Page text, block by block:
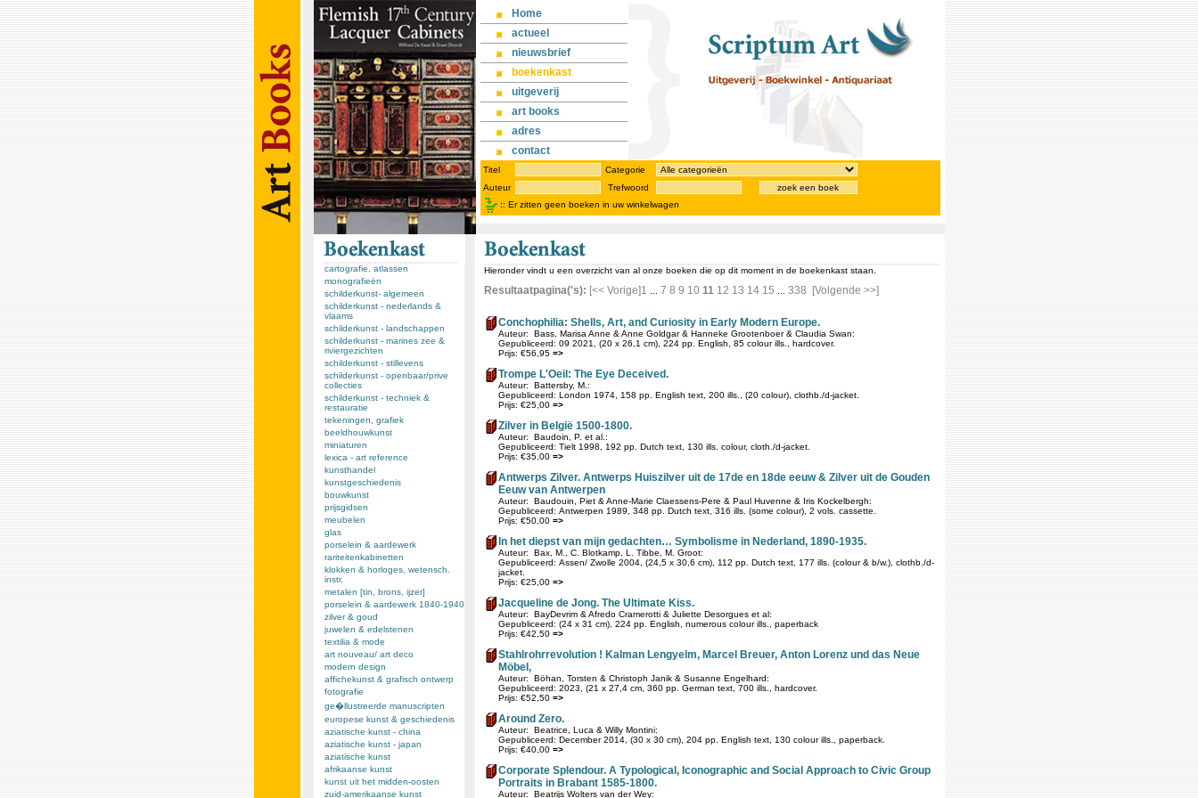
Home
actueel
nieuwsbrief
boekenkast
uitgeverij
art books
adres
contact
Titel
Categorie
Auteur
Trefwoord
zoek een boek
:: Er zitten geen boeken in uw winkelwagen
cartografie, atlassen
monografieën
schilderkunst- algemeen
schilderkunst - nederlands &
vlaams
schilderkunst - landschappen
schilderkunst - marines zee &
riviergezichten
schilderkunst - stillevens
schilderkunst - openbaar/prive
collecties
schilderkunst - techniek &
restauratie
tekeningen, grafiek
beeldhouwkunst
miniaturen
lexica - art reference
kunsthandel
kunstgeschiedenis
bouwkunst
prijsgidsen
meubelen
glas
porselein & aardewerk
rariteitenkabinetten
klokken & horloges, wetensch.
instr.
metalen [tin, brons, ijzer]
porselein & aardewerk 1840-1940
zilver & goud
juwelen & edelstenen
textilia & mode
art nouveau/ art deco
modern design
affichekunst & grafisch ontwerp
fotografie
ge�llustreerde manuscripten
europese kunst & geschiedenis
aziatische kunst - china
aziatische kunst - japan
aziatische kunst
afrikaanse kunst
kunst uit het midden-oosten
zuid-amerikaanse kunst
Hieronder vindt u een overzicht van al onze boeken die op dit moment in de boekenkast staan.
Resultaatpagina('s): [<< Vorige]1 7 8 9 10 11 12 13 14 15 338 [Volgende >>]
Conchophilia: Shells, Art, and Curiosity in Early Modern Europe.
Auteur: Bass, Marisa Anne & Anne Goldgar & Hanneke Grootenboer & Claudia Swan:
Gepubliceerd: 09 2021, (20 x 26,1 cm), 224 pp. English, 85 colour ills., hardcover.
Prijs: €56,95 =>
Trompe L'Oeil: The Eye Deceived.
Auteur: Battersby, M.:
Gepubliceerd: London 1974, 158 pp. English text, 200 ills., (20 colour), clothb./d-jacket.
Prijs: €25,00 =>
Zilver in België 1500-1800.
Auteur: Baudoin, P. et al.:
Gepubliceerd: Tielt 1998, 192 pp. Dutch text, 130 ills. colour, cloth./d-jacket.
Prijs: €35,00 =>
Antwerps Zilver. Antwerps Huiszilver uit de 17de en 18de eeuw & Zilver uit de Gouden
Eeuw van Antwerpen
Auteur: Baudouin, Piet & Anne-Marie Claessens-Pere & Paul Huvenne & Iris Kockelbergh:
Gepubliceerd: Antwerpen 1989, 348 pp. Dutch text, 316 ills. (some colour), 2 vols. cassette.
Prijs: €50,00 =>
In het diepst van mijn gedachten… Symbolisme in Nederland, 1890-1935.
Auteur: Bax, M., C. Blotkamp, L. Tibbe, M. Groot:
Gepubliceerd: Assen/ Zwolle 2004, (24,5 x 30,6 cm), 112 pp. Dutch text, 177 ills. (colour & b/w.), clothb./d-
jacket.
Prijs: €25,00 =>
Jacqueline de Jong. The Ultimate Kiss.
Auteur: BayDevrim & Afredo Cramerotti & Juliette Desorgues et al:
Gepubliceerd: (24 x 31 cm), 224 pp. English, numerous colour ills., paperback
Prijs: €42,50 =>
Stahlrohrrevolution ! Kalman Lengyelm, Marcel Breuer, Anton Lorenz und das Neue
Möbel,
Auteur: Böhan, Torsten & Christoph Janik & Susanne Engelhard:
Gepubliceerd: 2023, (21 x 27,4 cm, 360 pp. German text, 700 ills., hardcover.
Prijs: €52,50 =>
Around Zero.
Auteur: Beatrice, Luca & Willy Montini:
Gepubliceerd: December 2014, (30 x 30 cm), 204 pp. English text, 130 colour ills., paperback.
Prijs: €40,00 =>
Corporate Splendour. A Typological, Iconographic and Social Approach to Civic Group
Portraits in Brabant 1585-1800.
Auteur: Beatrijs Wolters van der Wey: